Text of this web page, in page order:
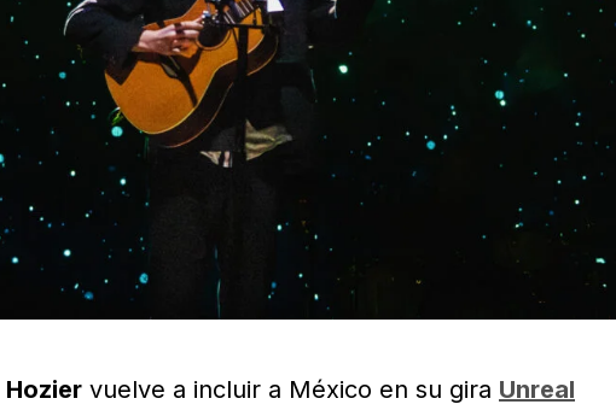
Hozier vuelve a incluir a México en su gira Unreal